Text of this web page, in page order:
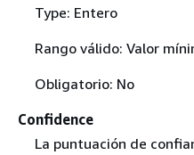
Type: Entero
Rango válido: Valor
Obligatorio: No
Confidence
La puntuación de